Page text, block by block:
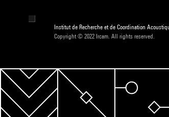
Institut de Recherche et de Coordination
Copyright © 2022 Ircam. All rights reserved.